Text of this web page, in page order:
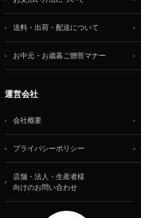
送料・出荷・配送について
お中元・お歳暮ご贈答マナー
運営会社
会社概要
プライバシーポリシー
店舗・法人・生産者様
向けのお問い合わせ